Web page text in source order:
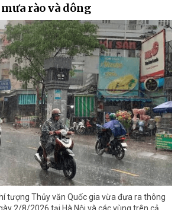
rào và dông
tượng Thủy văn Quốc gia vừa đưa ra thông